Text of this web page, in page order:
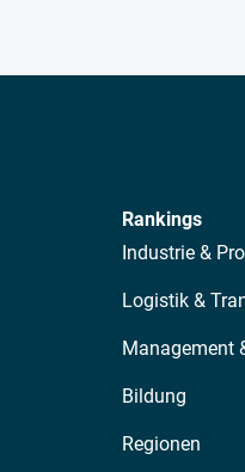
Rankings
Industrie &
Logistik &
Management
Bildung
Regionen